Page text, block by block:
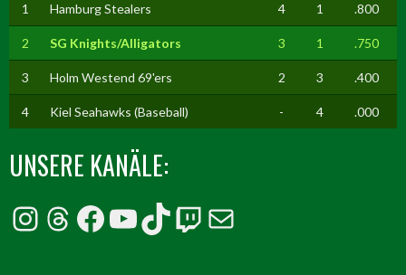
1 Hamburg Stealers 4 1 .800
2 SG Knights/Alligators 3 1 .750
3 Holm Westend 69'ers 2 3 .400
4 Kiel Seahawks (Baseball) - 4 .000
UNSERE KANÄLE:
Instagram
Threads
Facebook
YouTube
TikTok
Twitch
E-Mail